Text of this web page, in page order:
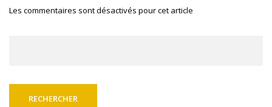
Les commentaires sont désactivés pour cet article